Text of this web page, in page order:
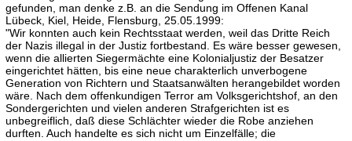
gefunden, man denke z.B. an die Sendung im Offenen Kanal
Lübeck, Kiel, Heide, Flensburg, 25.05.1999:
"Wir konnten auch kein Rechtsstaat werden, weil das Dritte Reich
der Nazis illegal in der Justiz fortbestand. Es wäre besser gewesen,
wenn die allierten Siegermächte eine Kolonialjustiz der Besatzer
eingerichtet hätten, bis eine neue charakterlich unverbogene
Generation von Richtern und Staatsanwälten herangebildet worden
wäre. Nach dem offenkundigen Terror am Volksgerichtshof, an den
Sondergerichten und vielen anderen Strafgerichten ist es
unbegreiflich, daß diese Schlächter wieder die Robe anziehen
durften. Auch handelte es sich nicht um Einzelfälle; die